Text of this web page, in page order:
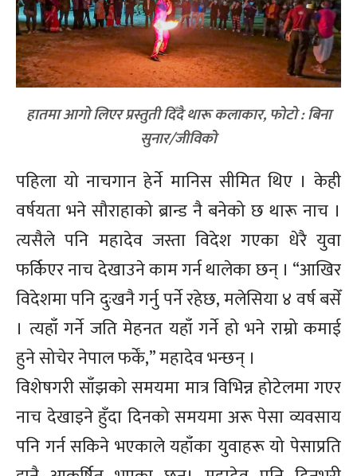
हातमा आगो लिएर प्रस्तुती दिँदै थारू कलाकार, फोटो : बिना
सुनार/जीविको
पहिला यो नाचगान हेर्ने मानिस सीमित थिए । केही
वर्षयता भने सौराहाको ब्रान्ड नै बनेको छ थारू नाच ।
त्यसैले पनि महादेव जस्ता विदेश गएका धेरै युवा
फर्किएर नाच देखाउने काम गर्न थालेका छन् । “आखिर
विदेशमा पनि दुःखनै गर्नु पर्ने रहेछ, मलेसिया ४ वर्ष बसेँ
। त्यहाँ गर्ने जति मेहनत यहाँ गर्ने हो भने राम्रो कमाई
हुने सोचेर नेपाल फर्कें,” महादेव भन्छन् ।
विशेषगरी साँझको समयमा मात्र विभिन्न होटेलमा गएर
नाच देखाइने हुँदा दिनको समयमा अरू पेसा व्यवसाय
पनि गर्न सकिने भएकाले यहाँका युवाहरू यो पेसाप्रति